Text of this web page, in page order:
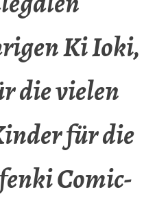
Ki Ioki,
die vielen
für die
Comic-